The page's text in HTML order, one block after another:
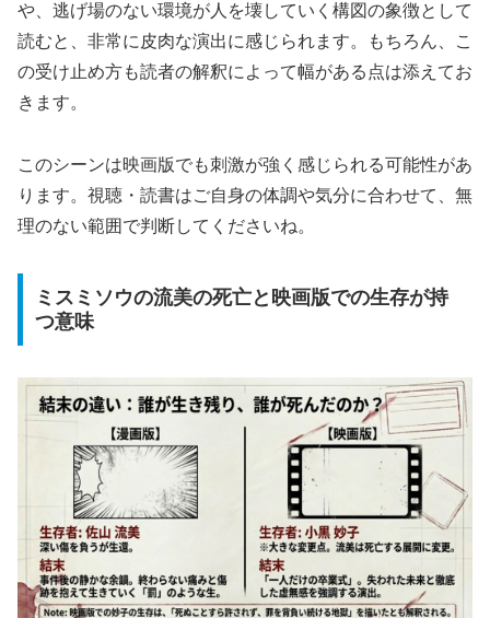
や、逃げ場のない環境が人を壊していく構図の象徴として
読むと、非常に皮肉な演出に感じられます。もちろん、こ
の受け止め方も読者の解釈によって幅がある点は添えてお
きます。
このシーンは映画版でも刺激が強く感じられる可能性があ
ります。視聴・読書はご自身の体調や気分に合わせて、無
理のない範囲で判断してくださいね。
ミスミソウの流美の死亡と映画版での生存が持
つ意味